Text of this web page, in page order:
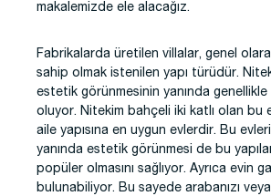
makalemizde ele alacağız.
Fabrikalarda üretilen villalar, genel
sahip olmak istenilen yapı türüdür.
estetik görünmesinin yanında
oluyor. Nitekim bahçeli iki katlı olan bu
aile yapısına en uygun evlerdir. Bu
yanında estetik görünmesi de bu
popüler olmasını sağlıyor. Ayrıca evin
bulunabiliyor. Bu sayede arabanızı